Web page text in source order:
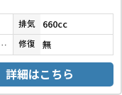
排気 660cc
ブラックパール３ 修復 無
詳細はこちら